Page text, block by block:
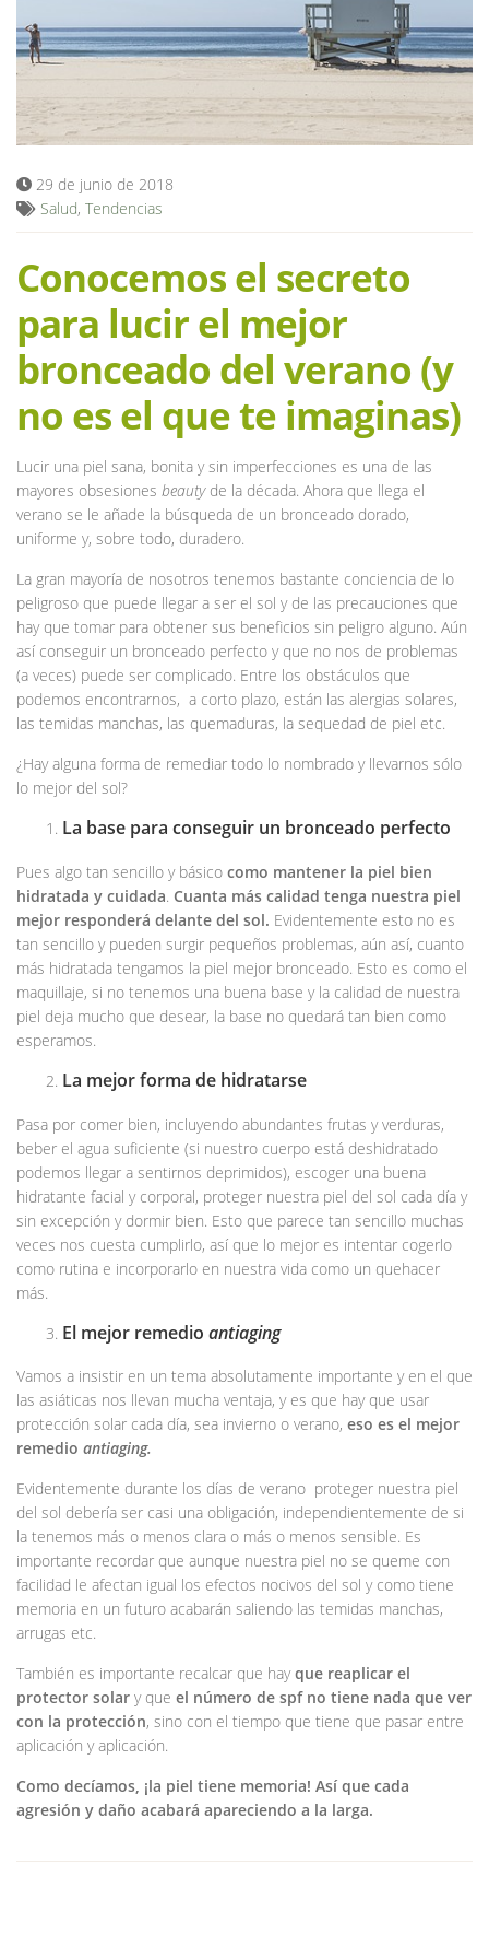
29 de junio de 2018
Salud, Tendencias
Conocemos el secreto
para lucir el mejor
bronceado del verano (y
no es el que te imaginas)
Lucir una piel sana, bonita y sin imperfecciones es una de las
mayores obsesiones beautyde la década. Ahora que llega el
verano se le añade la búsqueda de un bronceado dorado,
uniforme y, sobre todo, duradero.
La gran mayoría de nosotros tenemos bastante conciencia de lo
peligroso que puede llegar a ser el sol y de las precauciones que
hay que tomar para obtener sus beneficios sin peligro alguno. Aún
así conseguir un bronceado perfecto y que no nos de problemas
(a veces) puede ser complicado. Entre los obstáculos que
podemos encontrarnos, a corto plazo, están las alergias solares,
las temidas manchas, las quemaduras, la sequedad de piel etc.
¿Hay alguna forma de remediar todo lo nombrado y llevarnos sólo
lo mejor del sol?
La base para conseguir un bronceado perfecto
Pues algo tan sencillo y básico como mantener la piel bien
hidratada y cuidada. Cuanta más calidad tenga nuestra piel
mejor responderá delante del sol. Evidentemente esto no es
tan sencillo y pueden surgir pequeños problemas, aún así, cuanto
más hidratada tengamos la piel mejor bronceado. Esto es como el
maquillaje, si no tenemos una buena base y la calidad de nuestra
piel deja mucho que desear, la base no quedará tan bien como
esperamos.
La mejor forma de hidratarse
Pasa por comer bien, incluyendo abundantes frutas y verduras,
beber el agua suficiente (si nuestro cuerpo está deshidratado
podemos llegar a sentirnos deprimidos), escoger una buena
hidratante facial y corporal, proteger nuestra piel del sol cada día y
sin excepción y dormir bien. Esto que parece tan sencillo muchas
veces nos cuesta cumplirlo, así que lo mejor es intentar cogerlo
como rutina e incorporarlo en nuestra vida como un quehacer
más.
El mejor remedio antiaging
Vamos a insistir en un tema absolutamente importante y en el que
las asiáticas nos llevan mucha ventaja, y es que hay que usar
protección solar cada día, sea invierno o verano, eso es el mejor
remedio antiaging.
Evidentemente durante los días de verano proteger nuestra piel
del sol debería ser casi una obligación, independientemente de si
la tenemos más o menos clara o más o menos sensible. Es
importante recordar que aunque nuestra piel no se queme con
facilidad le afectan igual los efectos nocivos del sol y como tiene
memoria en un futuro acabarán saliendo las temidas manchas,
arrugas etc.
También es importante recalcar que hayque reaplicar el
protector solar y que el número de spf no tiene nada que ver
con la protección, sino con el tiempo que tiene que pasar entre
aplicación y aplicación.
Como decíamos, ¡la piel tiene memoria! Así que cada
agresión y daño acabará apareciendo a la larga.